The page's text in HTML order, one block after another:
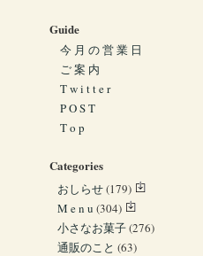
Guide
今 月 の 営 業 日
ご 案 内
T w i t t e r
P O S T
T o p
Categories
おしらせ(179)
M e n u (304)
小さなお菓子(276)
通販のこと (63)